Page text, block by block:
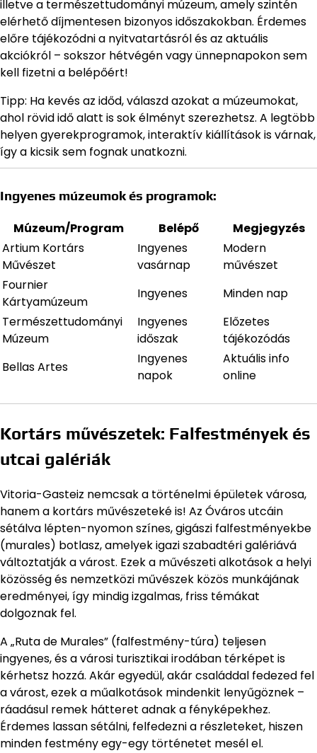
illetve a természettudományi múzeum, amely szintén
elérhető díjmentesen bizonyos időszakokban. Érdemes
előre tájékozódni a nyitvatartásról és az aktuális
akciókról – sokszor hétvégén vagy ünnepnapokon sem
kell fizetni a belépőért!
Tipp: Ha kevés az időd, válaszd azokat a múzeumokat,
ahol rövid idő alatt is sok élményt szerezhetsz. A legtöbb
helyen gyerekprogramok, interaktív kiállítások is várnak,
így a kicsik sem fognak unatkozni.
Ingyenes múzeumok és programok:
Múzeum/Program Belépő
Megjegyzés
Artium Kortárs
Művészet
Ingyenes
vasárnap
Modern
művészet
Fournier
Kártyamúzeum
Ingyenes
Minden nap
Természettudományi
Múzeum
Ingyenes
időszak
Előzetes
tájékozódás
Bellas Artes
Ingyenes
napok
Aktuális info
online
Kortárs művészetek: Falfestmények és
utcai galériák
Vitoria-Gasteiz nemcsak a történelmi épületek városa,
hanem a kortárs művészeteké is! Az Óváros utcáin
sétálva lépten-nyomon színes, gigászi falfestményekbe
(murales) botlasz, amelyek igazi szabadtéri galériává
változtatják a várost. Ezek a művészeti alkotások a helyi
közösség és nemzetközi művészek közös munkájának
eredményei, így mindig izgalmas, friss témákat
dolgoznak fel.
A „Ruta de Murales” (falfestmény-túra) teljesen
ingyenes, és a városi turisztikai irodában térképet is
kérhetsz hozzá. Akár egyedül, akár családdal fedezed fel
a várost, ezek a műalkotások mindenkit lenyűgöznek –
ráadásul remek hátteret adnak a fényképekhez.
Érdemes lassan sétálni, felfedezni a részleteket, hiszen
minden festmény egy-egy történetet mesél el.